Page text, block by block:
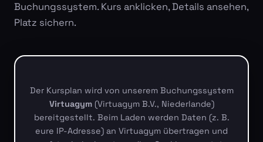
Buchungssystem. Kurs anklicken, Details ansehen,
Platz sichern.
Der Kursplan wird von unserem Buchungssystem
Virtuagym(Virtuagym B.V., Niederlande)
bereitgestellt. Beim Laden werden Daten (z. B.
eure IP-Adresse) an Virtuagym übertragen und